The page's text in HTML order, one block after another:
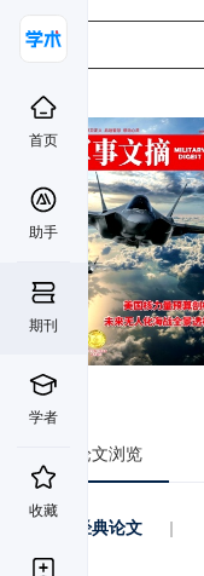
首页
助手
期刊
学者
收藏
论文浏览
经典论文 |